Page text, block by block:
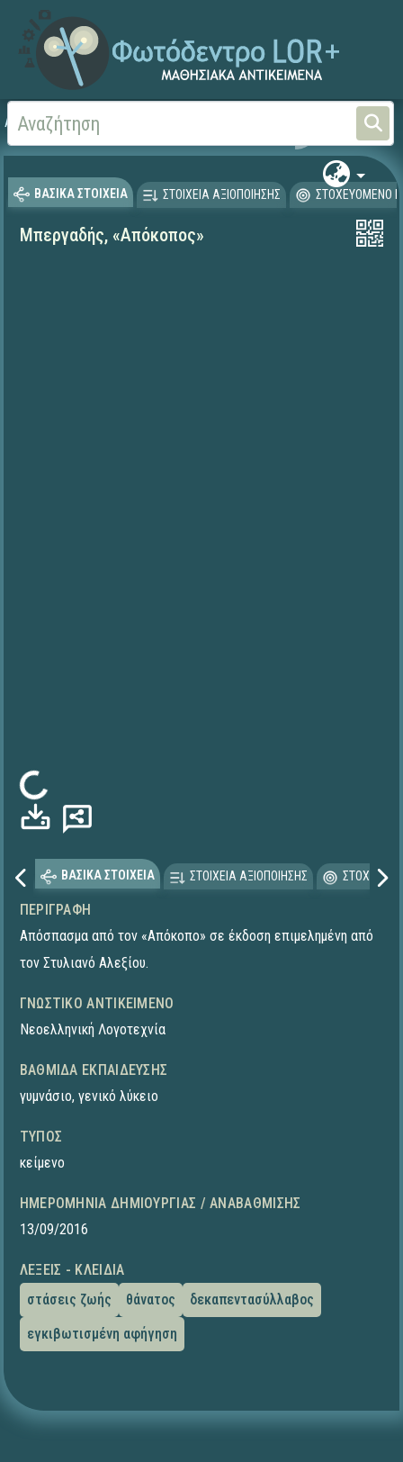
Αρχική Γλώσσα και Λογοτεχνία
ΒΑΣΙΚΑ ΣΤΟΙΧΕΙΑ ΣΤΟΙΧΕΙΑ ΑΞΙΟΠΟΙΗΣΗΣ ΣΤΟΧΕΥΟΜΕΝΟ
Μπεργαδής, «Απόκοπος»
Φόρτωση...
ΒΑΣΙΚΑ ΣΤΟΙΧΕΙΑ ΣΤΟΙΧΕΙΑ ΑΞΙΟΠΟΙΗΣΗΣ
ΠΕΡΙΓΡΑΦΉ
Απόσπασμα από τον «Απόκοπο» σε έκδοση επιμελημένη από
τον Στυλιανό Αλεξίου.
ΓΝΩΣΤΙΚΌ ΑΝΤΙΚΕΊΜΕΝΟ
Νεοελληνική Λογοτεχνία
ΒΑΘΜΊΔΑ ΕΚΠΑΊΔΕΥΣΗΣ
γυμνάσιο, γενικό λύκειο
ΤΎΠΟΣ
κείμενο
ΗΜΕΡΟΜΗΝΊΑ ΔΗΜΙΟΥΡΓΊΑΣ / ΑΝΑΒΆΘΜΙΣΗΣ
13/09/2016
ΛΈΞΕΙΣ - ΚΛΕΙΔΙΆ
στάσεις ζωής
θάνατος
δεκαπεντασύλλαβος
εγκιβωτισμένη αφήγηση